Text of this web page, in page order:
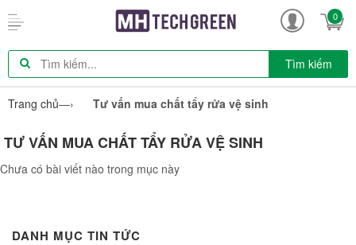
0
Tìm kiếm
Trang chủ—› Tư vấn mua chất tẩy rửa vệ sinh
TƯ VẤN MUA CHẤT TẨY RỬA VỆ SINH
Chưa có bài viết nào trong mục này
DANH MỤC TIN TỨC